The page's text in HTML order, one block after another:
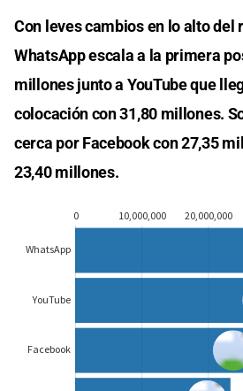
Con leves cambios en lo alto del
WhatsApp escala a la primera
millones junto a YouTube que
colocación con 31,80 millones.
cerca por Facebook con 27,35
23,40 millones.